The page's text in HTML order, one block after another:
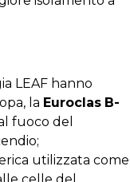
LEAF hanno
la Euroclas B-
fuoco del
utilizzata come
celle del